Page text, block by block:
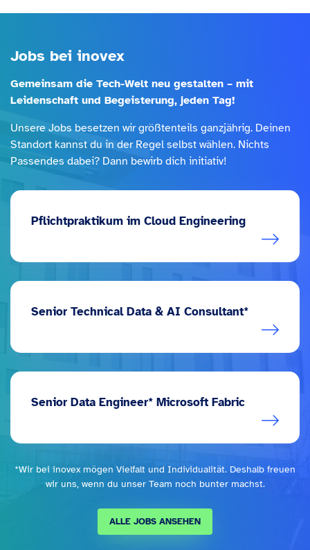
Jobs bei inovex
Gemeinsam die Tech-Welt neu gestalten – mit
Leidenschaft und Begeisterung, jeden Tag!
Unsere Jobs besetzen wir größtenteils ganzjährig. Deinen
Standort kannst du in der Regel selbst wählen. Nichts
Passendes dabei? Dann bewirb dich initiativ!
Pflichtpraktikum im Cloud Engineering
Senior Technical Data & AI Consultant*
Senior Data Engineer* Microsoft Fabric
*Wir bei inovex mögen Vielfalt und Individualität. Deshalb freuen
wir uns, wenn du unser Team noch bunter machst.
ALLE JOBS ANSEHEN